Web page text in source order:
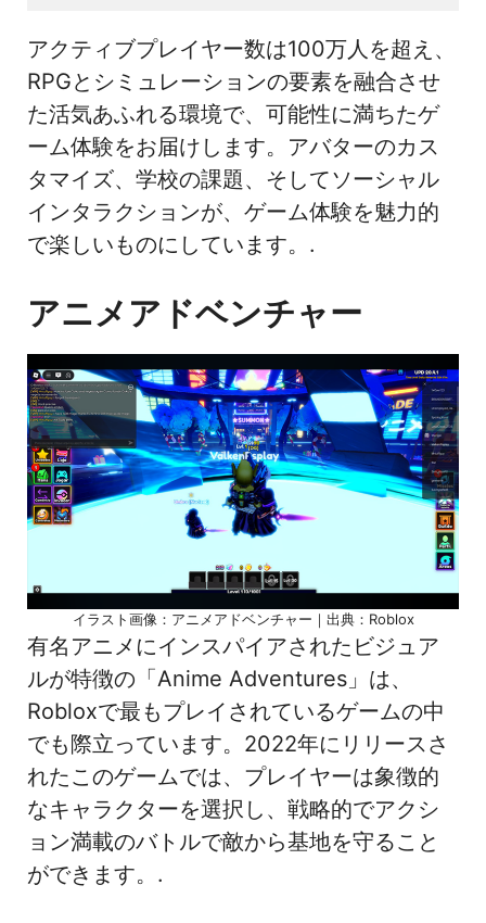
アクティブプレイヤー数は100万人を超え、
RPGとシミュレーションの要素を融合させ
た活気あふれる環境で、可能性に満ちたゲ
ーム体験をお届けします。アバターのカス
タマイズ、学校の課題、そしてソーシャル
インタラクションが、ゲーム体験を魅力的
で楽しいものにしています。.
アニメアドベンチャー
イラスト画像：アニメアドベンチャー｜出典：Roblox
有名アニメにインスパイアされたビジュア
ルが特徴の「Anime Adventures」は、
Robloxで最もプレイされているゲームの中
でも際立っています。2022年にリリースさ
れたこのゲームでは、プレイヤーは象徴的
なキャラクターを選択し、戦略的でアクシ
ョン満載のバトルで敵から基地を守ること
ができます。.